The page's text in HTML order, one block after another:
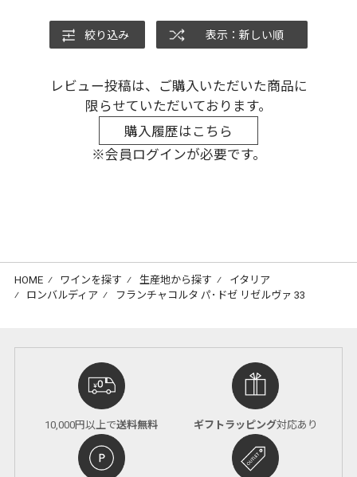
絞り込み 表示：新しい順
レビュー投稿は、ご購入いただいた商品に
限らせていただいております。
購入履歴はこちら
※会員ログインが必要です。
HOME ⁄ ワインを探す ⁄ 生産地から探す ⁄ イタリア
⁄ ロンバルディア ⁄ フランチャコルタ パ･ドゼ リゼルヴァ 33
10,000円以上で送料無料 ギフトラッピング対応あり